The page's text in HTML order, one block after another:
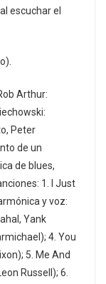
escuchar el
Arthur:
Peter
de un
de blues,
1. I Just
y voz:
Yank
4. You
5. Me And
Russell); 6.